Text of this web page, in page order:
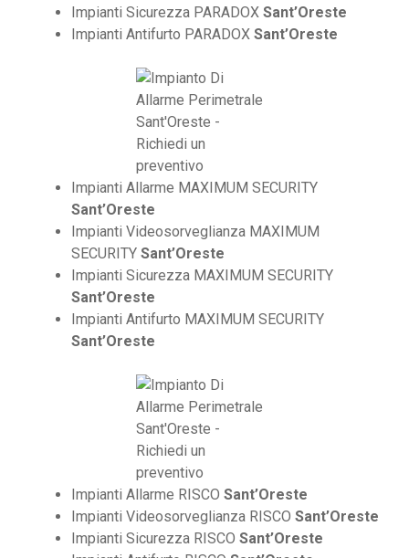
Impianti Sicurezza PARADOX Sant’Oreste
Impianti Antifurto PARADOX Sant’Oreste
Impianti Allarme MAXIMUM SECURITY
Sant’Oreste
Impianti Videosorveglianza MAXIMUM
SECURITY Sant’Oreste
Impianti Sicurezza MAXIMUM SECURITY
Sant’Oreste
Impianti Antifurto MAXIMUM SECURITY
Sant’Oreste
Impianti Allarme RISCO Sant’Oreste
Impianti Videosorveglianza RISCO Sant’Oreste
Impianti Sicurezza RISCO Sant’Oreste